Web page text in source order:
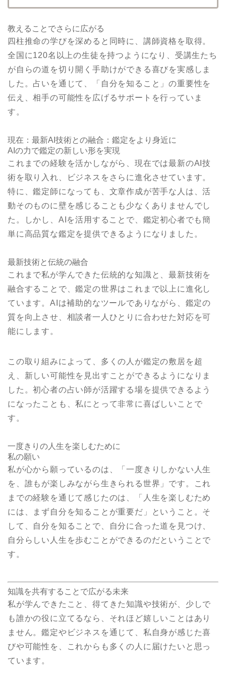
教えることでさらに広がる
四柱推命の学びを深めると同時に、講師資格を取得。
全国に120名以上の生徒を持つようになり、受講生たち
が自らの道を切り開く手助けができる喜びを実感しま
した。占いを通じて、「自分を知ること」の重要性を
伝え、相手の可能性を広げるサポートを行っていま
す。
現在：最新AI技術との融合：鑑定をより身近に
AIの力で鑑定の新しい形を実現
これまでの経験を活かしながら、現在では最新のAI技
術を取り入れ、ビジネスをさらに進化させています。
特に、鑑定師になっても、文章作成が苦手な人は、活
動そのものに壁を感じることも少なくありませんでし
た。しかし、AIを活用することで、鑑定初心者でも簡
単に高品質な鑑定を提供できるようになりました。
最新技術と伝統の融合
これまで私が学んできた伝統的な知識と、最新技術を
融合することで、鑑定の世界はこれまで以上に進化し
ています。AIは補助的なツールでありながら、鑑定の
質を向上させ、相談者一人ひとりに合わせた対応を可
能にします。
この取り組みによって、多くの人が鑑定の敷居を超
え、新しい可能性を見出すことができるようになりま
した。初心者の占い師が活躍する場を提供できるよう
になったことも、私にとって非常に喜ばしいことで
す。
一度きりの人生を楽しむために
私の願い
私が心から願っているのは、「一度きりしかない人生
を、誰もが楽しみながら生きられる世界」です。これ
までの経験を通じて感じたのは、「人生を楽しむため
には、まず自分を知ることが重要だ」ということ。そ
して、自分を知ることで、自分に合った道を見つけ、
自分らしい人生を歩むことができるのだということで
す。
知識を共有することで広がる未来
私が学んできたこと、得てきた知識や技術が、少しで
も誰かの役に立てるなら、それほど嬉しいことはあり
ません。鑑定やビジネスを通じて、私自身が感じた喜
びや可能性を、これからも多くの人に届けたいと思っ
ています。